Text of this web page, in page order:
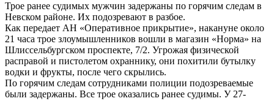
Трое ранее судимых мужчин задержаны по горячим следам в
Невском районе. Их подозревают в разбое.
Как передает АН «Оперативное прикрытие», накануне около
21 часа трое злоумышленников вошли в магазин «Норма» на
Шлиссельбургском проспекте, 7/2. Угрожая физической
расправой и пистолетом охраннику, они похитили бутылку
водки и фрукты, после чего скрылись.
По горячим следам сотрудниками полиции подозреваемые
были задержаны. Все трое оказались ранее судимы. У 27-